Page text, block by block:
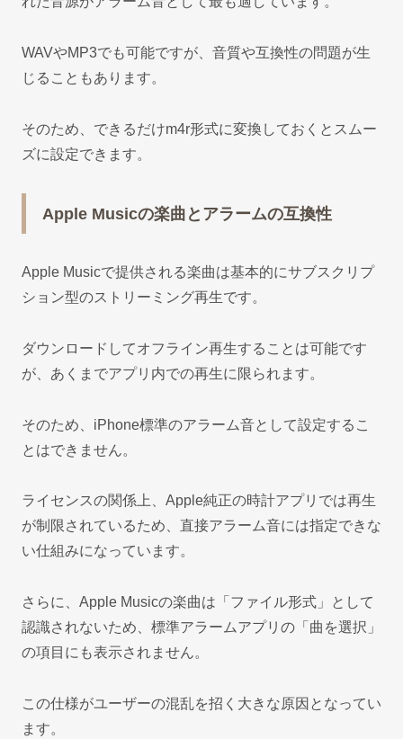
WAVやMP3でも可能ですが、音質や互換性の問題が生
じることもあります。
そのため、できるだけm4r形式に変換しておくとスムー
ズに設定できます。
Apple Musicの楽曲とアラームの互換性
Apple Musicで提供される楽曲は基本的にサブスクリプ
ション型のストリーミング再生です。
ダウンロードしてオフライン再生することは可能です
が、あくまでアプリ内での再生に限られます。
そのため、iPhone標準のアラーム音として設定するこ
とはできません。
ライセンスの関係上、Apple純正の時計アプリでは再生
が制限されているため、直接アラーム音には指定できな
い仕組みになっています。
さらに、Apple Musicの楽曲は「ファイル形式」として
認識されないため、標準アラームアプリの「曲を選択」
の項目にも表示されません。
この仕様がユーザーの混乱を招く大きな原因となってい
ます。